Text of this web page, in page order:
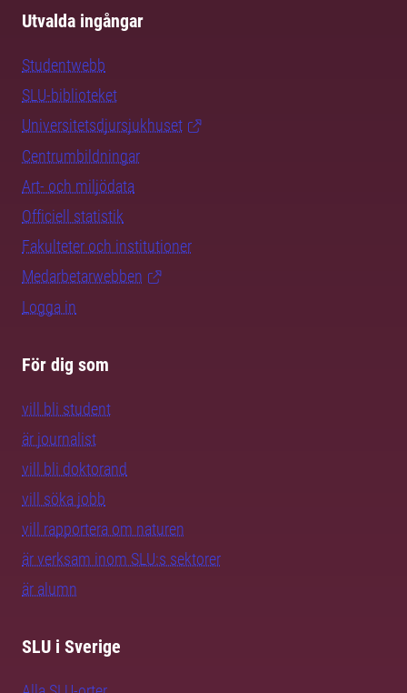
Utvalda ingångar
Studentwebb
SLU-biblioteket
Universitetsdjursjukhuset
Centrumbildningar
Art- och miljödata
Officiell statistik
Fakulteter och institutioner
Medarbetarwebben
Logga in
För dig som
vill bli student
är journalist
vill bli doktorand
vill söka jobb
vill rapportera om naturen
är verksam inom SLU:s sektorer
är alumn
SLU i Sverige